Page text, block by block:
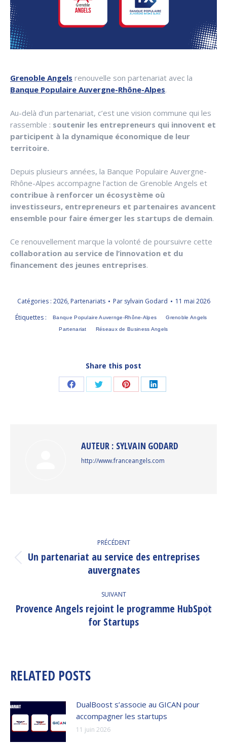
Grenoble Angels renouvelle son partenariat avec la
Banque Populaire Auvergne-Rhône-Alpes.
Au-delà d’un partenariat, c’est une vision commune qui les
rassemble : soutenir les entrepreneurs qui innovent et
participent à la dynamique économique de leur
territoire.
Depuis plusieurs années, la Banque Populaire Auvergne-
Rhône-Alpes accompagne l’action de Grenoble Angels et
contribue à renforcer un écosystème où
investisseurs, entrepreneurs et partenaires avancent
ensemble pour faire émerger les startups de demain.
Ce renouvellement marque la volonté de poursuivre cette
collaboration au service de l’innovation et du
financement des jeunes entreprises.
Catégories : 2026, Partenariats Par sylvain Godard
11 mai 2026
Étiquettes :
Banque Populaire Auvernge-Rhône-Alpes Grenoble Angels
Partenariat Réseaux de Business Angels
Share this post
PartagerPartagerPartagerPartager
AUTEUR : SYLVAIN GODARD
http://www.franceangels.com
ARTICLE
PRÉCÉDENT
Article
précédent
Un partenariat au service des entreprises
auvergnates
SUIVANT
Article
suivant
Provence Angels rejoint le programme HubSpot
for Startups
RELATED POSTS
DualBoost s’associe au GICAN pour
accompagner les startups
11 juin 2026